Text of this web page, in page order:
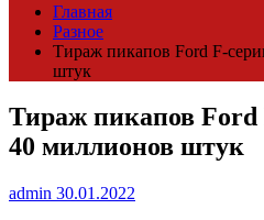
Главная
Разное
Тираж пикапов Ford F-
штук
Тираж пикапов
40 миллионов штук
admin 30.01.2022